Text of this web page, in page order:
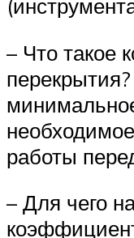
– Что такое
работы
– Для чего